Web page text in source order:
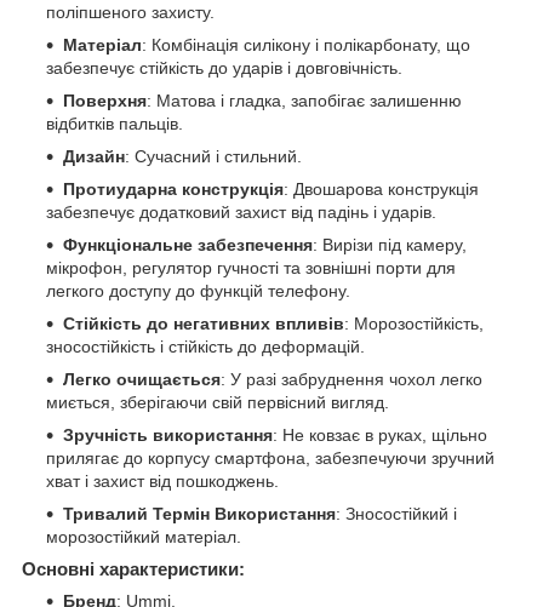
поліпшеного захисту.
Матеріал: Комбінація силікону і полікарбонату, що
забезпечує стійкість до ударів і довговічність.
Поверхня: Матова і гладка, запобігає залишенню
відбитків пальців.
Дизайн: Сучасний і стильний.
Протиударна конструкція: Двошарова конструкція
забезпечує додатковий захист від падінь і ударів.
Функціональне забезпечення: Вирізи під камеру,
мікрофон, регулятор гучності та зовнішні порти для
легкого доступу до функцій телефону.
Стійкість до негативних впливів: Морозостійкість,
зносостійкість і стійкість до деформацій.
Легко очищається: У разі забруднення чохол легко
миється, зберігаючи свій первісний вигляд.
Зручність використання: Не ковзає в руках, щільно
прилягає до корпусу смартфона, забезпечуючи зручний
хват і захист від пошкоджень.
Тривалий Термін Використання: Зносостійкий і
морозостійкий матеріал.
Основні характеристики:
Бренд: Ummi.